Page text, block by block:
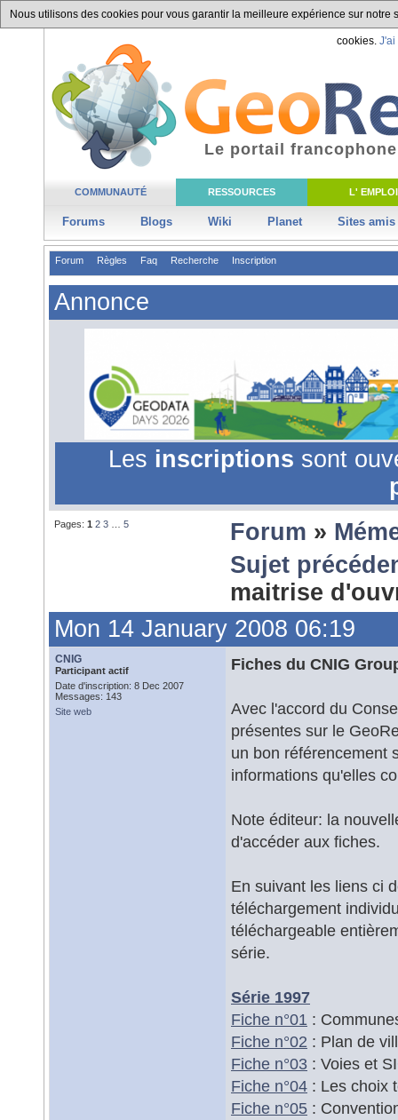
Nous utilisons des cookies pour vous garantir la meilleure expérience sur
cookies. J'ai
COMMUNAUTÉ RESSOURCES L' EMPLOI
Forums Blogs Wiki Planet Sites amis
Le portail
Forum Règles Faq Recherche Inscription
Annonce
Les inscriptions sont
Pages: 1 2 3 5 Forum »
Sujet
maitrise
Mon 14 January 2008 06:19
CNIG
Participant actif
Date d'inscription: 8 Dec 2007
Messages: 143
Site web
Fiches du CNIG
Avec l'accord du
présentes sur le
un bon référencement
informations qu'elles
Note éditeur: la
d'accéder aux fiches.
En suivant les liens ci
téléchargement
téléchargeable
série.
Série 1997
Fiche n°01 :
Fiche n°02 : Plan de
Fiche n°03 : Voies et
Fiche n°04 : Les choix
Fiche n°05 :